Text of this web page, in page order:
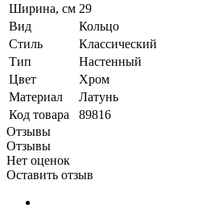
Ширина, см 29
Вид
Кольцо
Стиль
Классический
Тип
Настенный
Цвет
Хром
Материал
Латунь
Код товара
89816
Отзывы
Отзывы
Нет оценок
Оставить отзыв